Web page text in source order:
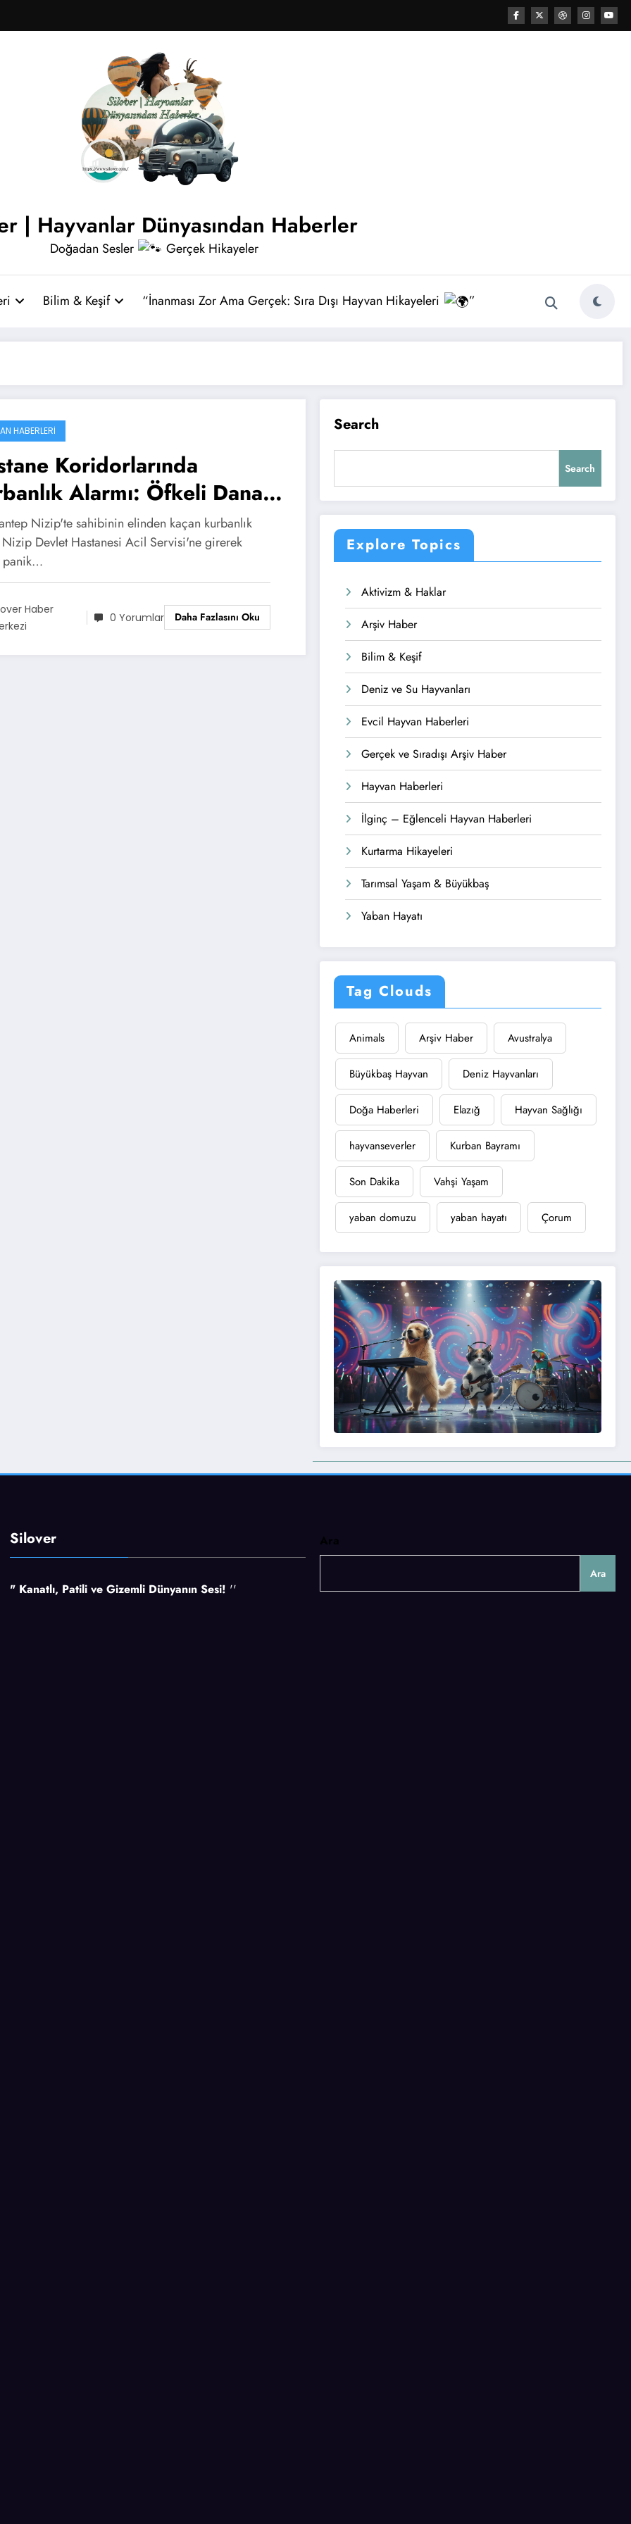
| Hayvanlar Dünyasından Haberler
Doğadan Sesler Gerçek Hikayeler
Bilim & Keşif “İnanması Zor Ama Gerçek: Sıra Dışı Hayvan Hikayeleri ”
HABERLERI
Koridorlarında
Alarmı: Öfkeli Dana
Servise Girdi!
Nizip'te sahibinin elinden kaçan kurbanlık
Devlet Hastanesi Acil Servisi'ne girerek
panik…
Haber
0 Yorumlar Daha Fazlasını Oku
Search
Search
Explore Topics
Aktivizm & Haklar
Arşiv Haber
Bilim & Keşif
Deniz ve Su Hayvanları
Evcil Hayvan Haberleri
Gerçek ve Sıradışı Arşiv Haber
Hayvan Haberleri
İlginç – Eğlenceli Hayvan Haberleri
Kurtarma Hikayeleri
Tarımsal Yaşam & Büyükbaş
Yaban Hayatı
Tag Clouds
Animals Arşiv Haber Avustralya
Büyükbaş Hayvan Deniz Hayvanları
Doğa Haberleri Elazığ Hayvan Sağlığı
hayvanseverler Kurban Bayramı
Son Dakika Vahşi Yaşam
yaban domuzu yaban hayatı Çorum
Silover
" Kanatlı, Patili ve Gizemli Dünyanın Sesi! ''
Ara
Ara